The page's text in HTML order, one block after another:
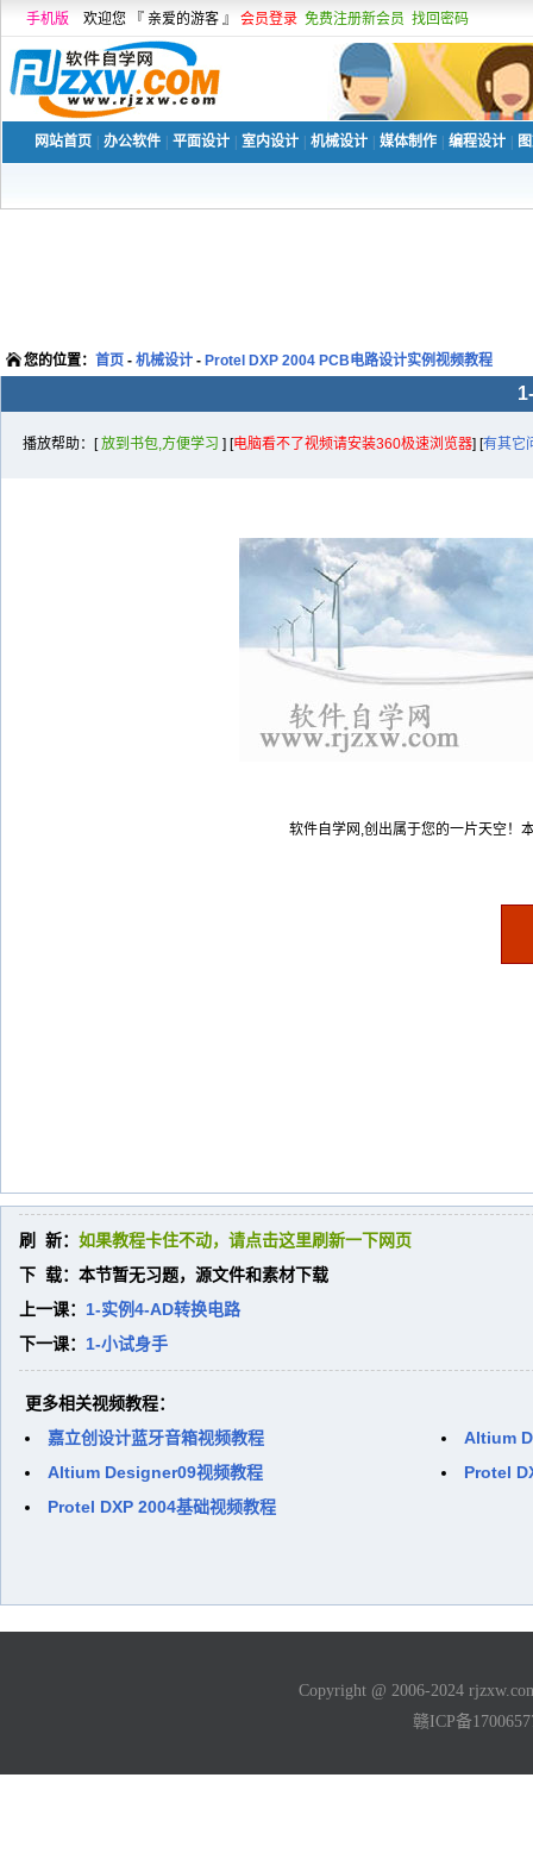
手机版 欢迎您 『 亲爱的游客 』 会员登录 免费注册新会员 找回密码
网站首页 办公软件 平面设计 室内设计 机械设计 媒体制作 编程设计
您的位置： 首页 - 机械设计 - Protel DXP 2004 PCB电路设计实例视频教程
播放帮助：[放到书包,方便学习 ] [电脑看不了视频请安装360极速浏览器] [有其它
软件自学网,创出属于您的一片天空！
刷 新： 如果教程卡住不动，请点击这里刷新一下网页
下 载：本节暂无习题，源文件和素材下载
上一课： 1-实例4-AD转换电路
下一课： 1-小试身手
更多相关视频教程：
嘉立创设计蓝牙音箱视频教程
Altium
Altium Designer09视频教程
Protel
Protel DXP 2004基础视频教程
Copyright @ 2006-2024
赣ICP备